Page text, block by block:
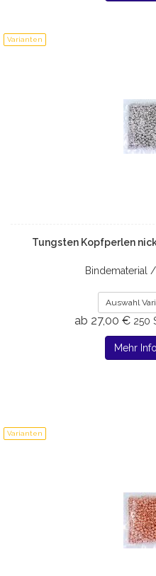
Varianten
Tungsten Kopfperlen
Bindematerial
Auswahl
ab 27,00 € 250
Mehr
Varianten